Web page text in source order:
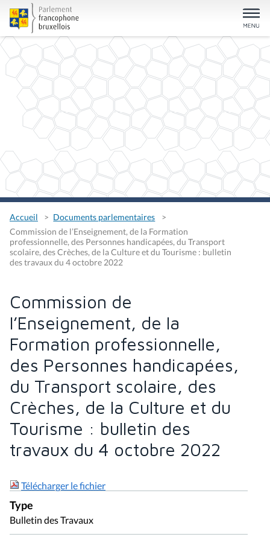
Accueil
Documents parlementaires
Commission de l’Enseignement, de la Formation
professionnelle, des Personnes handicapées, du Transport
scolaire, des Crèches, de la Culture et du Tourisme : bulletin
des travaux du 4 octobre 2022
Commission de
l’Enseignement, de la
Formation professionnelle,
des Personnes handicapées,
du Transport scolaire, des
Crèches, de la Culture et du
Tourisme : bulletin des
travaux du 4 octobre 2022
Télécharger le fichier
Type
Bulletin des Travaux